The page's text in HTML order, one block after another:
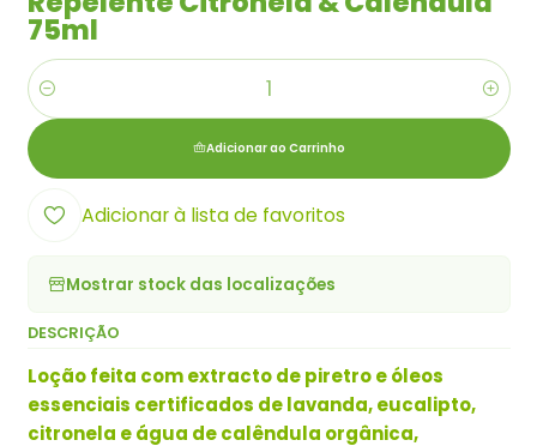
75ml
Quantidade
Adicionar ao Carrinho
Adicionar à lista de favoritos
Mostrar stock das localizações
DESCRIÇÃO
Loção feita com extracto de piretro e óleos
essenciais certificados de lavanda, eucalipto,
citronela e água de calêndula orgânica,